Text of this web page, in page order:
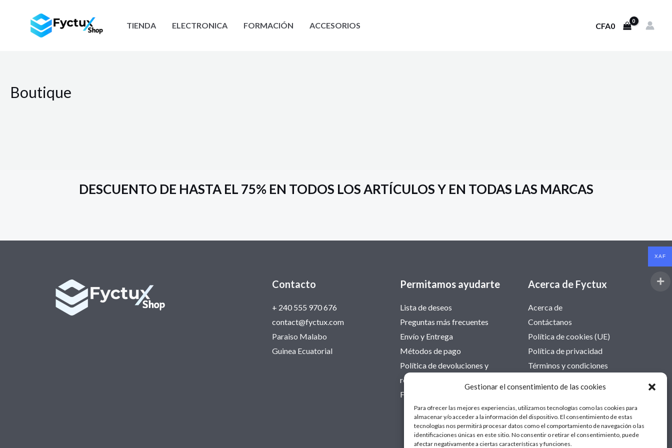
Gestionar el consentimiento de las cookies
Para ofrecer las mejores experiencias, utilizamos tecnologías como las cookies para
almacenar y/o acceder a la información del dispositivo. El consentimiento de estas
tecnologías nos permitirá procesar datos como el comportamiento de navegación o las
identificaciones únicas en este sitio. No consentir o retirar el consentimiento, puede
afectar negativamente a ciertas características y funciones.
contenido
TIENDA ELECTRONICA FORMACIÓN ACCESORIOS CFA0
Boutique
DESCUENTO DE HASTA EL 75% EN TODOS LOS ARTÍCULOS Y EN TODAS LAS MARCAS
Contacto
+ 240 555 970 676
contact@fyctux.com
Paraiso Malabo
Guinea Ecuatorial
Permitamos ayudarte
Lista de deseos
Preguntas más frecuentes
Envío y Entrega
Métodos de pago
Política de devoluciones y
reembolsos
Fyctux Blog
Acerca de Fyctux
Acerca de
Contáctanos
Política de cookies (UE)
Política de privacidad
Términos y condiciones
XAF